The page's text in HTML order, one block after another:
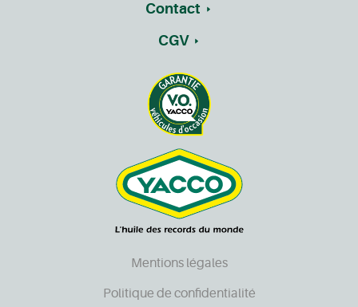
Contact
CGV
Mentions légales
Politique de confidentialité